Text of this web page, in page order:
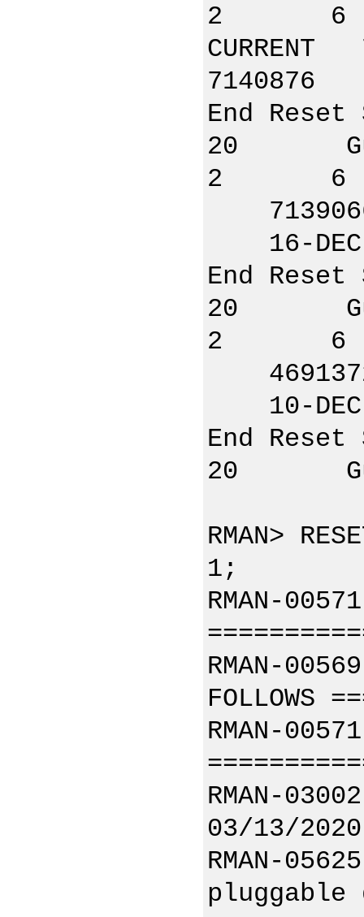
2
End
20
2 6
16-
End
20
2 6
10-
End
20
RMAN>
1;
RMAN-
RMAN-
FOLLOWS
RMAN-
RMAN-
03/13/
RMAN-
pluggable